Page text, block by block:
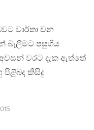
වාර්තා වන
බැලීමට පසුගිය
අවසන් වරට දැක ඇත්තේ
පිළිබද කිසිදු